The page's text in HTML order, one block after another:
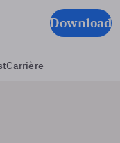
Download
Carrière